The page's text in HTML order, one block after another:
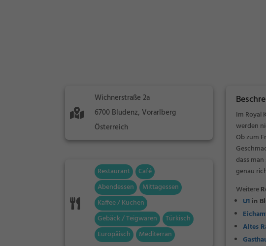
Wichnerstraße 2a
6700 Bludenz, Vorarlberg
Österreich
Restaurant
Café
Abendessen
Mittagessen
Kaffee / Kuchen
Gebäck / Teigwaren
Türkisch
Europäisch
Mediterran
Im Royal
werden
Ob zum
dass
genau
Weitere
U1 in
Altes